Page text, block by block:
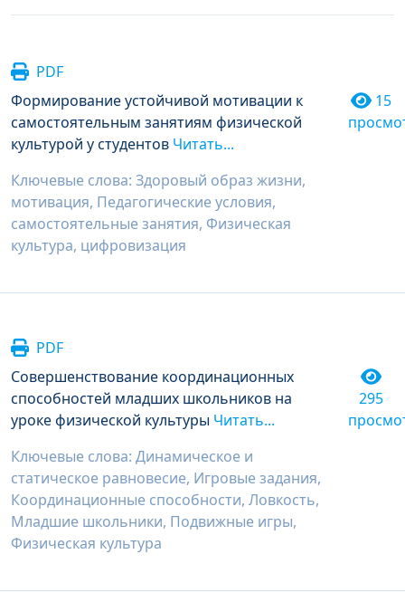
PDF
Формирование устойчивой мотивации к
самостоятельным занятиям физической
культурой у студентов Читать...
Ключевые слова: Здоровый образ жизни,
мотивация, Педагогические условия,
самостоятельные занятия, Физическая
культура, цифровизация
15
PDF
Совершенствование координационных
способностей младших школьников на
уроке физической культуры Читать...
Ключевые слова: Динамическое и
статическое равновесие, Игровые задания,
Координационные способности, Ловкость,
Младшие школьники, Подвижные игры,
Физическая культура
295